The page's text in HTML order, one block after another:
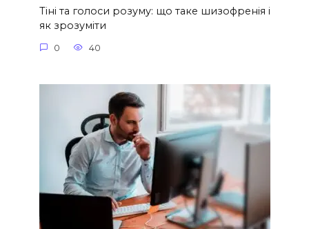
Тіні та голоси розуму: що таке шизофренія і
як зрозуміти
0 40